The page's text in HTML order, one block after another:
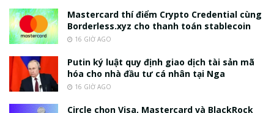
Mastercard thí điểm Crypto Credential cùng
Borderless.xyz cho thanh toán stablecoin
16 GIỜ AGO
Putin ký luật quy định giao dịch tài sản mã
hóa cho nhà đầu tư cá nhân tại Nga
16 GIỜ AGO
Circle chọn Visa, Mastercard và BlackRock